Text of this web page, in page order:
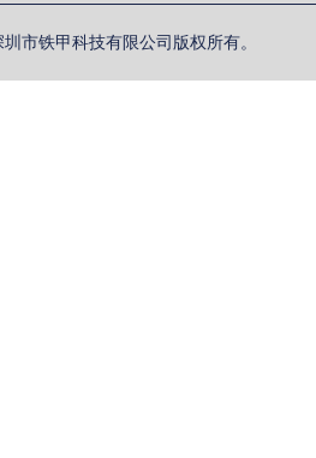
铁甲科技有限公司版权所有。